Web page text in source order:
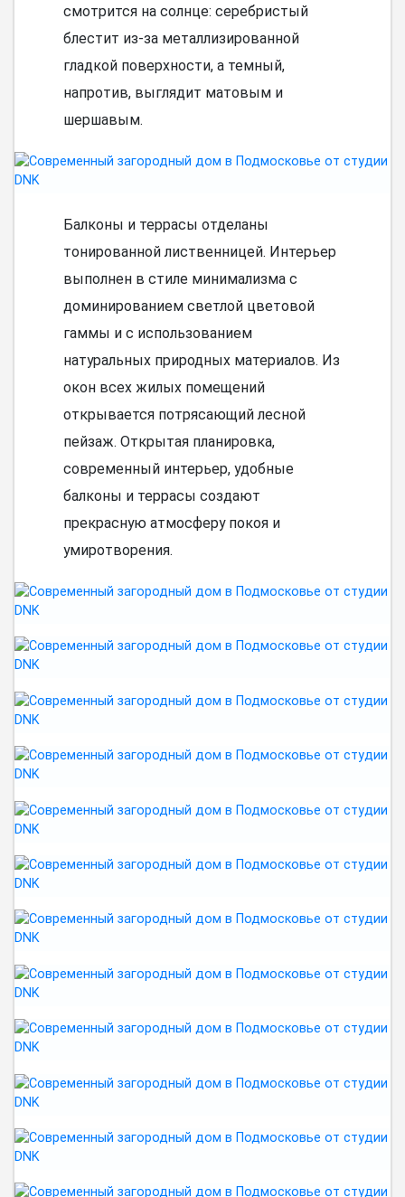
смотрится на солнце: серебристый
блестит из-за металлизированной
гладкой поверхности, а темный,
напротив, выглядит матовым и
шершавым.
Балконы и террасы отделаны
тонированной лиственницей. Интерьер
выполнен в стиле минимализма с
доминированием светлой цветовой
гаммы и с использованием
натуральных природных материалов. Из
окон всех жилых помещений
открывается потрясающий лесной
пейзаж. Открытая планировка,
современный интерьер, удобные
балконы и террасы создают
прекрасную атмосферу покоя и
умиротворения.